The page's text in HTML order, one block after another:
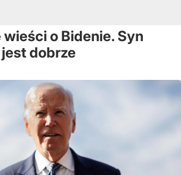
o Bidenie. Syn
dobrze